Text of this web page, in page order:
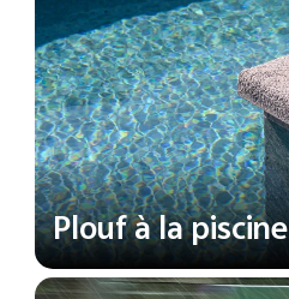
Plouf à la piscine